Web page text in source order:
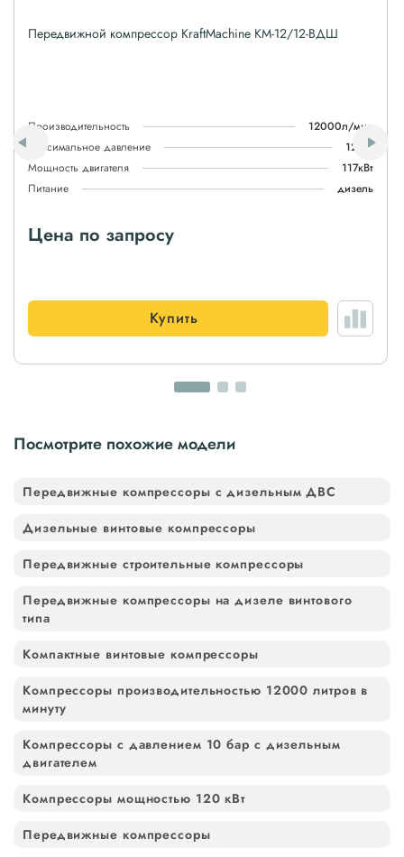
Передвижной компрессор KraftMachine КМ-12/12-ВДШ
Производительность
12000л/мин
Максимальное давление
12атм
Мощность двигателя
117кВт
Питание
дизель
Цена по запросу
Купить
Посмотрите похожие модели
Передвижные компрессоры с дизельным ДВС
Дизельные винтовые компрессоры
Передвижные строительные компрессоры
Передвижные компрессоры на дизеле винтового
типа
Компактные винтовые компрессоры
Компрессоры производительностью 12000 литров в
минуту
Компрессоры с давлением 10 бар с дизельным
двигателем
Компрессоры мощностью 120 кВт
Передвижные компрессоры